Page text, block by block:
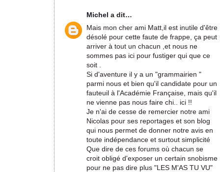
Michel a dit…
Mais mon cher ami Matt,il est inutile d'être
désolé pour cette faute de frappe, ça peut
arriver à tout un chacun ,et nous ne
sommes pas ici pour fustiger qui que ce
soit .
Si d'aventure il y a un "grammairien "
parmi nous et bien qu'il candidate pour un
fauteuil à l'Académie Française, mais qu'il
ne vienne pas nous faire chi.. ici !!
Je n'ai de cesse de remercier notre ami
Nicolas pour ses reportages et son blog
qui nous permet de donner notre avis en
toute indépendance et surtout simplicité
Que dire de ces forums où chacun se
croit obligé d'exposer un certain snobisme
pour ne pas dire plus "LES M'AS TU VU"